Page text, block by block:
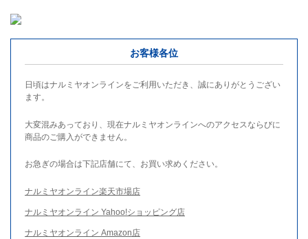
お客様各位
日頃はナルミヤオンラインをご利用いただき、誠にありがとうござい
ます。
大変混みあっており、現在ナルミヤオンラインへのアクセスならびに
商品のご購入ができません。
お急ぎの場合は下記店舗にて、お買い求めください。
ナルミヤオンライン楽天市場店
ナルミヤオンライン Yahoo!ショッピング店
ナルミヤオンライン Amazon店